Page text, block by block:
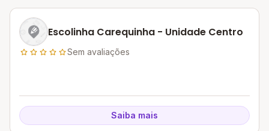
Escolinha Carequinha - Unidade Centro
Sem avaliações
Saiba mais